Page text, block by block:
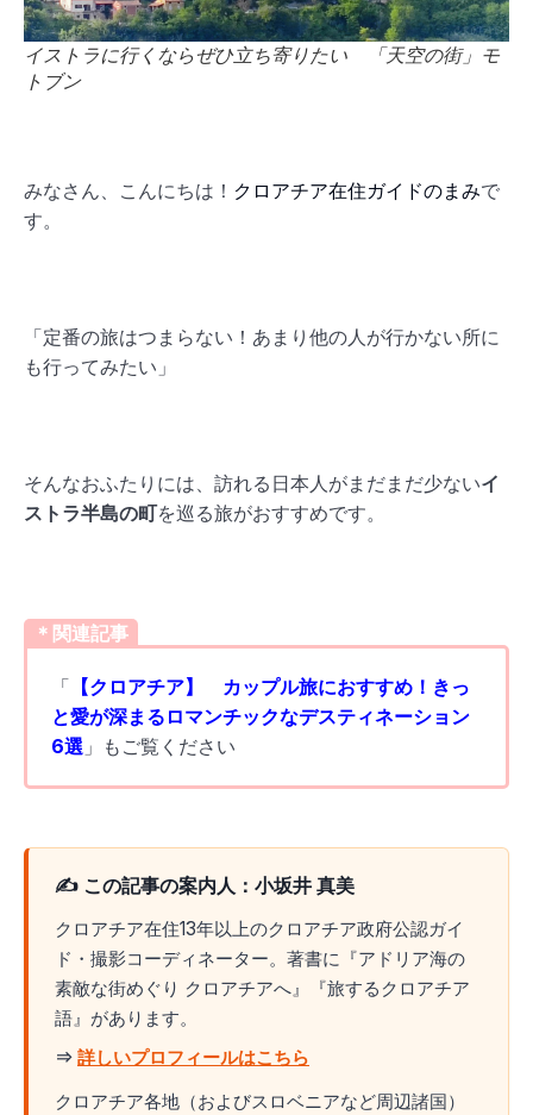
イストラに行くならぜひ立ち寄りたい 「天空の街」モ
トブン
みなさん、こんにちは！ クロアチア在住ガイドのまみで
す。
「定番の旅はつまらない！あまり他の人が行かない所に
も行ってみたい」
そんなおふたりには、訪れる日本人がまだまだ少ないイ
ストラ半島の町を巡る旅がおすすめです。
＊関連記事
「 【クロアチア】 カップル旅におすすめ！きっ
と愛が深まるロマンチックなデスティネーション
6選 」もご覧ください
✍️ この記事の案内人：小坂井 真美
クロアチア在住13年以上のクロアチア政府公認ガイ
ド・撮影コーディネーター。著書に『アドリア海の
素敵な街めぐり クロアチアへ』『旅するクロアチア
語』があります。
⇒ 詳しいプロフィールはこちら
クロアチア各地（およびスロベニアなど周辺諸国）